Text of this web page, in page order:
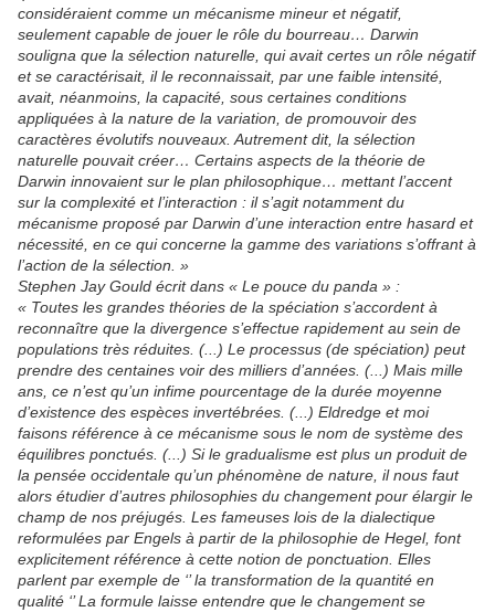
considéraient comme un mécanisme mineur et négatif,
seulement capable de jouer le rôle du bourreau… Darwin
souligna que la sélection naturelle, qui avait certes un rôle négatif
et se caractérisait, il le reconnaissait, par une faible intensité,
avait, néanmoins, la capacité, sous certaines conditions
appliquées à la nature de la variation, de promouvoir des
caractères évolutifs nouveaux. Autrement dit, la sélection
naturelle pouvait créer… Certains aspects de la théorie de
Darwin innovaient sur le plan philosophique… mettant l’accent
sur la complexité et l’interaction : il s’agit notamment du
mécanisme proposé par Darwin d’une interaction entre hasard et
nécessité, en ce qui concerne la gamme des variations s’offrant à
l’action de la sélection. »
Stephen Jay Gould écrit dans « Le pouce du panda » :
« Toutes les grandes théories de la spéciation s’accordent à
reconnaître que la divergence s’effectue rapidement au sein de
populations très réduites. (...) Le processus (de spéciation) peut
prendre des centaines voir des milliers d’années. (...) Mais mille
ans, ce n’est qu’un infime pourcentage de la durée moyenne
d’existence des espèces invertébrées. (...) Eldredge et moi
faisons référence à ce mécanisme sous le nom de système des
équilibres ponctués. (...) Si le gradualisme est plus un produit de
la pensée occidentale qu’un phénomène de nature, il nous faut
alors étudier d’autres philosophies du changement pour élargir le
champ de nos préjugés. Les fameuses lois de la dialectique
reformulées par Engels à partir de la philosophie de Hegel, font
explicitement référence à cette notion de ponctuation. Elles
parlent par exemple de ‘’ la transformation de la quantité en
qualité ‘’ La formule laisse entendre que le changement se